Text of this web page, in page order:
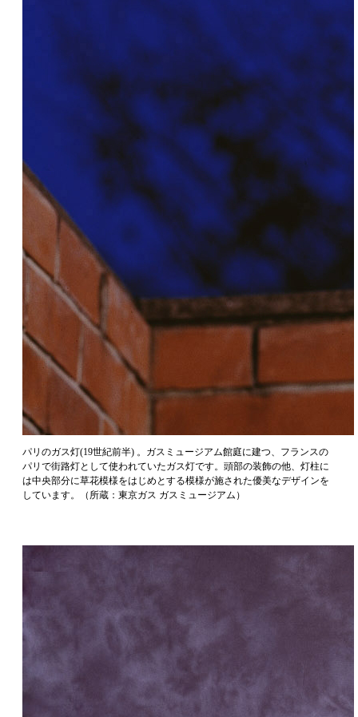
パリのガス灯(19世紀前半) 。ガスミュージアム館庭に建つ、フランスの
パリで街路灯として使われていたガス灯です。頭部の装飾の他、灯柱に
は中央部分に草花模様をはじめとする模様が施された優美なデザインを
しています。（所蔵：東京ガス ガスミュージアム）